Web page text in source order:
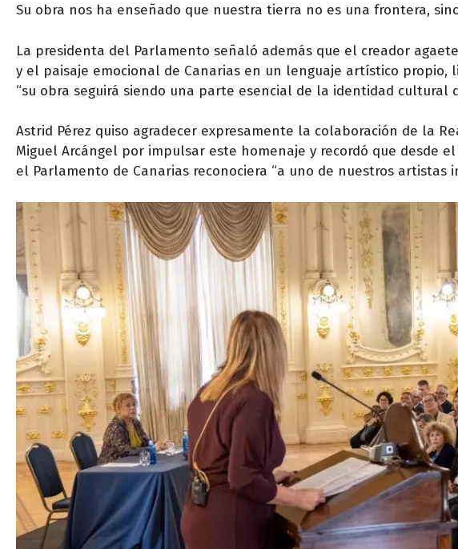
Su obra nos ha enseñado que nuestra tierra no es una frontera,
La presidenta del Parlamento señaló además que el creador
y el paisaje emocional de Canarias en un lenguaje artístico propio,
“su obra seguirá siendo una parte esencial de la identidad cultural
Astrid Pérez quiso agradecer expresamente la colaboración de la
Miguel Arcángel por impulsar este homenaje y recordó que desde
el Parlamento de Canarias reconociera “a uno de nuestros artistas